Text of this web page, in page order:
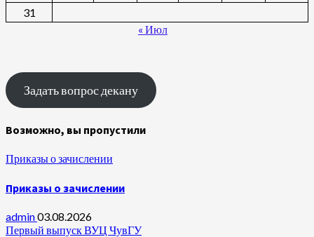
31
« Июл
Задать вопрос декану
Возможно, вы пропустили
Приказы о зачислении
Приказы о зачислении
admin03.08.2026
Первый выпуск ВУЦ ЧувГУ